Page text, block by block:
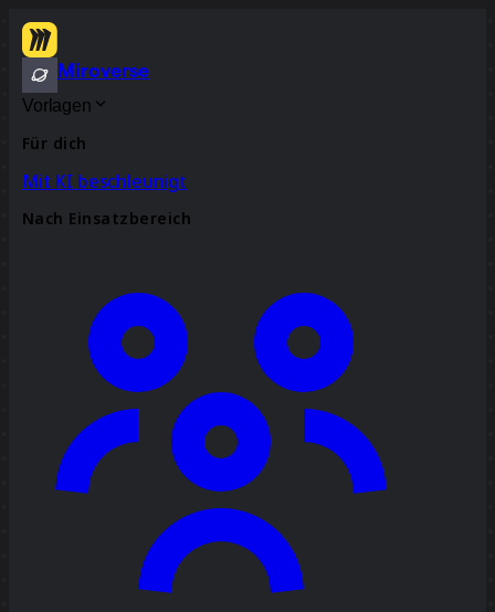
Miroverse
Vorlagen
Für dich
Mit KI beschleunigt
Nach Einsatzbereich